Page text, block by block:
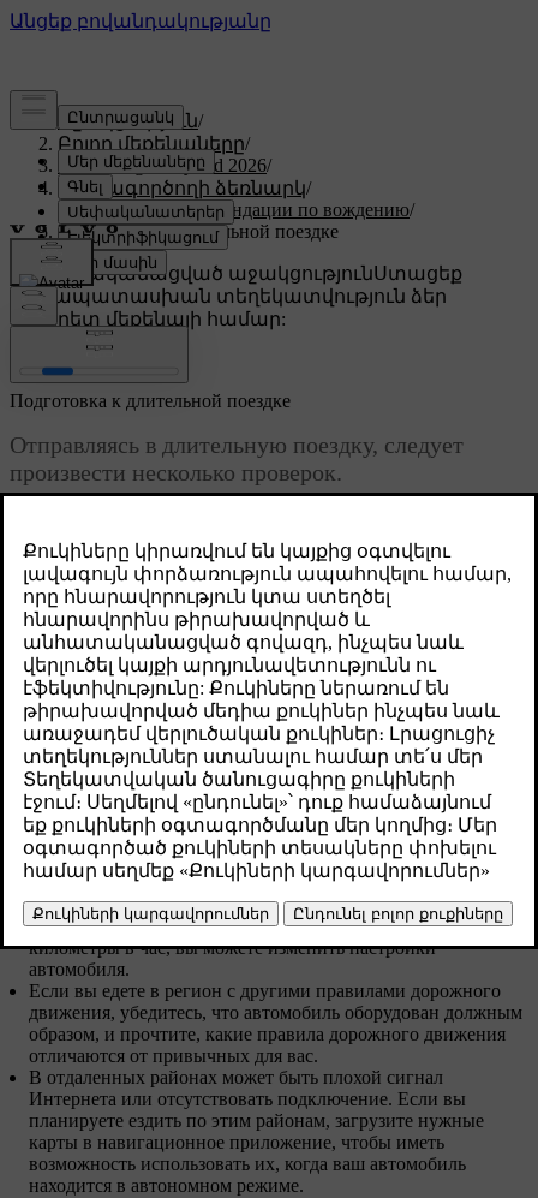
Աջակցություն/
Բոլոր մեքենաները/
XC60 Plug-in Hybrid 2026/
Օգտագործողի ձեռնարկ/
Сценарии и рекомендации по вождению/
Подготовка к длительной поездке
Անհատականացված աջակցությունՍտացեք
համապատասխան տեղեկատվություն ձեր
կոնկրետ մեքենայի համար:
Подготовка к длительной поездке
Отправляясь в длительную поездку, следует
произвести несколько проверок.
Убедитесь, что тормоза работают должным образом.
Проверьте глубину протектора и давление в шинах.
Установите зимние шины, если предстоит поездка в район,
где могут встретиться заснеженные или скользкие дороги.
Убедитесь, что стеклоочистители в хорошем состоянии, и
при необходимости замените их.
Долейте омывающую жидкость.
Убедитесь, что из автомобиля не вытекает жидкость.
Убедитесь, что двигатель работает исправно, а расход
топлива в норме.
Убедитесь, что аккумулятор 12 В имеет достаточный
уровень заряда.
Убедитесь, что необходимое в дороге оборудование
(зарядные кабели, комплект для ремонта проколов, аптечка
первой помощи, знак аварийной остановки и
светоотражающий жилет) находится на своих местах.
Если вы планируете посетить регион, где используются
другие единицы измерения, например, мили или
километры в час, вы можете изменить настройки
автомобиля.
Если вы едете в регион с другими правилами дорожного
движения, убедитесь, что автомобиль оборудован должным
образом, и прочтите, какие правила дорожного движения
отличаются от привычных для вас.
В отдаленных районах может быть плохой сигнал
Интернета или отсутствовать подключение. Если вы
планируете ездить по этим районам, загрузите нужные
карты в навигационное приложение, чтобы иметь
возможность использовать их, когда ваш автомобиль
находится в автономном режиме.